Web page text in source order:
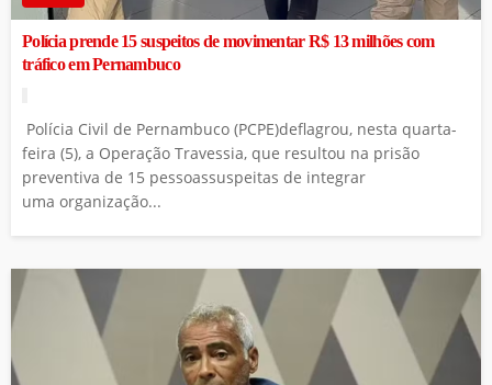
Polícia prende 15 suspeitos de movimentar R$ 13 milhões com
tráfico em Pernambuco
Polícia Civil de Pernambuco (PCPE)deflagrou, nesta quarta-
feira (5), a Operação Travessia, que resultou na prisão
preventiva de 15 pessoassuspeitas de integrar
uma organização...